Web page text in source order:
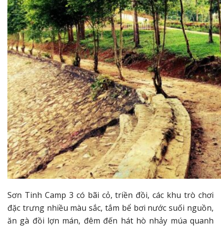
Sơn Tinh Camp 3 có bãi cỏ, triền đồi, các khu trò chơi
đặc trưng nhiều màu sắc, tắm bể bơi nước suối nguồn,
ăn gà đồi lợn mán, đêm đến hát hò nhảy múa quanh